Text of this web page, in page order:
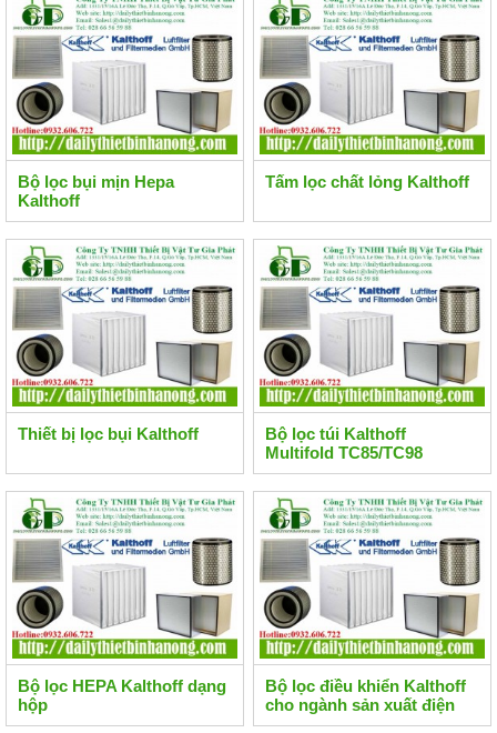
Bộ lọc bụi mịn Hepa
Kalthoff
Tấm lọc chất lỏng Kalthoff
Thiết bị lọc bụi Kalthoff
Bộ lọc túi Kalthoff
Multifold TC85/TC98
Bộ lọc HEPA Kalthoff dạng
hộp
Bộ lọc điều khiển Kalthoff
cho ngành sản xuất điện